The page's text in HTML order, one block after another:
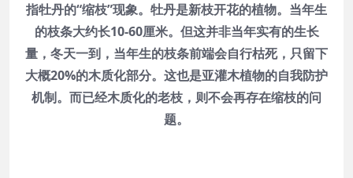
指牡丹的“缩枝”现象。牡丹是新枝开花的植物。当年生
的枝条大约长10-60厘米。但这并非当年实有的生长
量，冬天一到，当年生的枝条前端会自行枯死，只留下
大概20%的木质化部分。这也是亚灌木植物的自我防护
机制。而已经木质化的老枝，则不会再存在缩枝的问
题。